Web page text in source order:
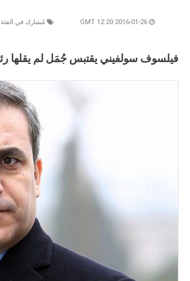
مُشارك في الفئة:
فيلسوف سولفيني يقتبس جُمَل لم يقلها
التبويب النشطة)